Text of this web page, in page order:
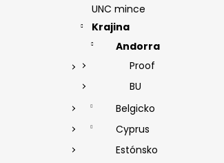
UNC mince
Krajina
Andorra
Proof
BU
Belgicko
Cyprus
Estónsko